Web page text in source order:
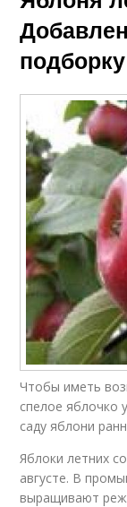
подборку
Чтобы иметь
спелое яблочко
саду яблони
Яблоки летних
августе. В
выращивают